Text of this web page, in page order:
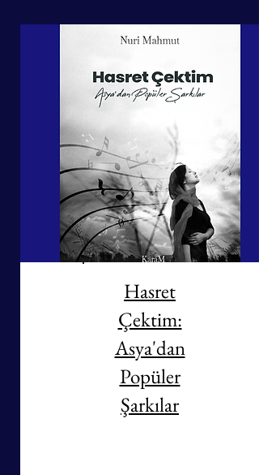
Hasret
Çektim:
Asya'dan
Popüler
Şarkılar